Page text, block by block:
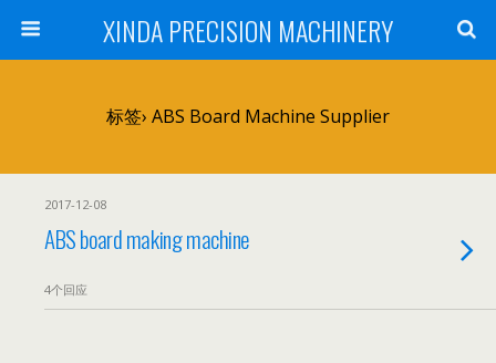
XINDA PRECISION MACHINERY
标签› ABS Board Machine Supplier
2017-12-08
ABS board making machine
4个回应